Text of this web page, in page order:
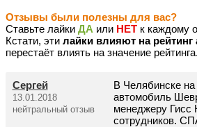
Отзывы были полезны для вас?
Ставьте лайки ДА или НЕТк каждому
Кстати, эти лайки влияют на рейтинг
перестаёт влиять на значение рейтинга.
Сергей
13.01.2018
нейтральный отзыв
В Челябинске на
автомобиль
менеджеру Гисс
сотрудников.